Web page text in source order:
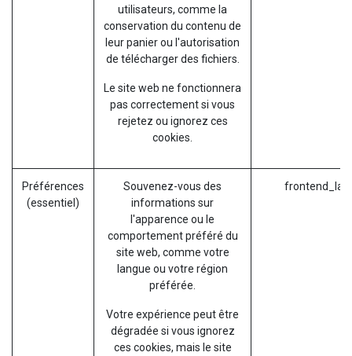
utilisateurs, comme la
conservation du contenu de
leur panier ou l'autorisation
de télécharger des fichiers.
Le site web ne fonctionnera
pas correctement si vous
rejetez ou ignorez ces
cookies.
Préférences
(essentiel)
Souvenez-vous des
informations sur
l'apparence ou le
comportement préféré du
site web, comme votre
langue ou votre région
préférée.
Votre expérience peut être
dégradée si vous ignorez
ces cookies, mais le site